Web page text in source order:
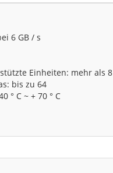
6 GB / s
Einheiten: mehr als 8
bis zu 64
° C ~ + 70 ° C